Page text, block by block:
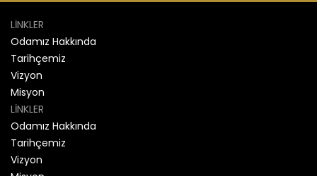
LİNKLER
Odamız Hakkında
Tarihçemiz
Vizyon
Misyon
LİNKLER
Odamız Hakkında
Tarihçemiz
Vizyon